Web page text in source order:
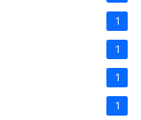
1
1
1
1